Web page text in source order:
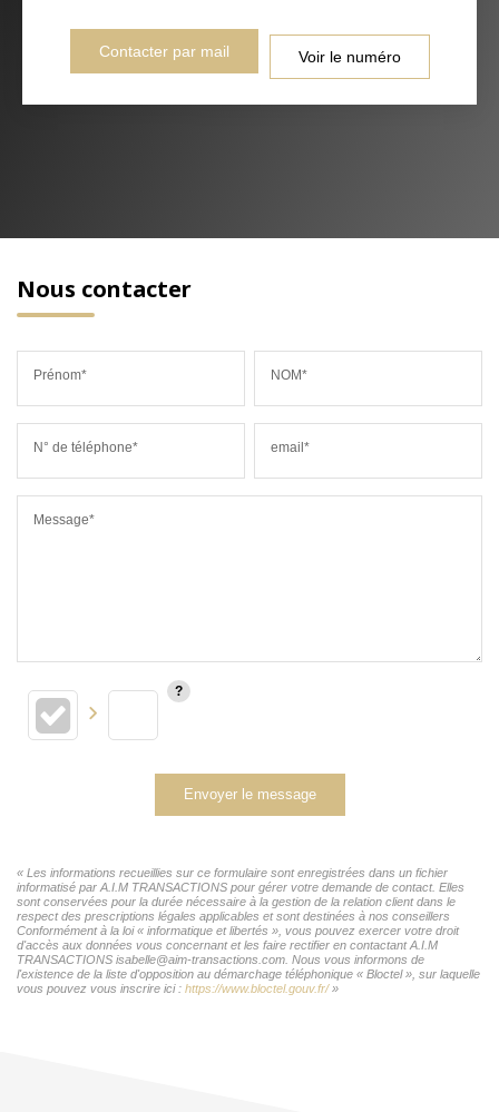
Contacter par mail Voir le numéro
Nous contacter
Prénom* NOM*
N° de téléphone* email*
Message*
Envoyer le message
« Les informations recueillies sur ce formulaire sont enregistrées dans un fichier
informatisé par A.I.M TRANSACTIONS pour gérer votre demande de contact. Elles
sont conservées pour la durée nécessaire à la gestion de la relation client dans le
respect des prescriptions légales applicables et sont destinées à nos conseillers
Conformément à la loi « informatique et libertés », vous pouvez exercer votre droit
d'accès aux données vous concernant et les faire rectifier en contactant A.I.M
TRANSACTIONS isabelle@aim-transactions.com. Nous vous informons de
l'existence de la liste d'opposition au démarchage téléphonique « Bloctel », sur laquelle
vous pouvez vous inscrire ici : https://www.bloctel.gouv.fr/»